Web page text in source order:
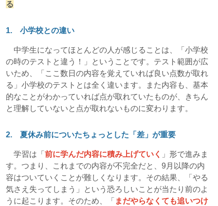
る
1. 小学校との違い
中学生になってほとんどの人が感じることは、「小学校
の時のテストと違う！」ということです。テスト範囲が広
いため、「ここ数日の内容を覚えていれば良い点数が取れ
る」小学校のテストとは全く違います。また内容も、基本
的なことがわかっていれば点が取れていたものが、きちん
と理解していないと点が取れないものに変わります。
2. 夏休み前についたちょっとした「差」が重要
学習は「 前に学んだ内容に積み上げていく
」形で進みま
す。つまり、これまでの内容が不完全だと、9月以降の内
容はついていくことが難しくなります。その結果、「やる
気さえ失ってしまう」という恐ろしいことが当たり前のよ
うに起こります。そのため、「 まだやらなくても追いつけ